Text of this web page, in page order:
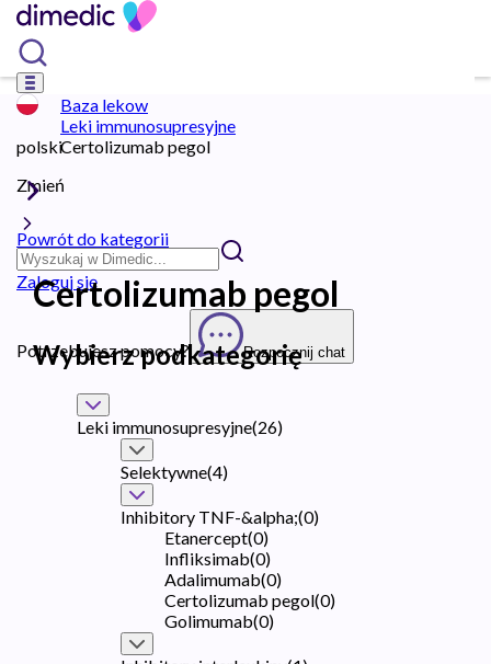
polski
Zmień
Zaloguj się
Potrzebujesz pomocy? Rozpocznij chat
Baza lekow
Leki immunosupresyjne
Certolizumab pegol
Powrót do kategorii
Certolizumab pegol
Wybierz podkategorię
Leki immunosupresyjne(26)
Selektywne(4)
Inhibitory TNF-&alpha;(0)
Etanercept(0)
Infliksimab(0)
Adalimumab(0)
Certolizumab pegol(0)
Golimumab(0)